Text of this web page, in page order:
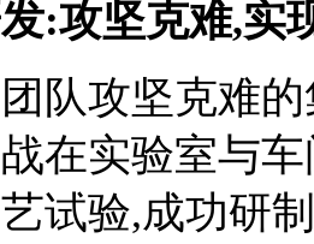
:攻坚克难,实
队攻坚克难
在实验室与
试验,成功研